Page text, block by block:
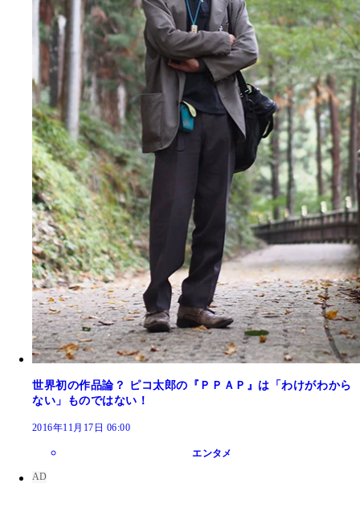
世界初の作品論？ ピコ太郎の『ＰＰＡＰ』は「わけがわから
ない」ものではない！
2016年11月17日 06:00
エンタメ